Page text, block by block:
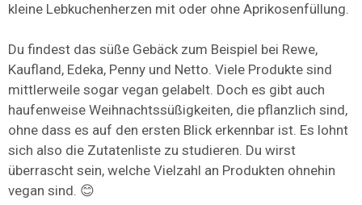
kleine Lebkuchenherzen mit oder ohne Aprikosenfüllung.
Du findest das süße Gebäck zum Beispiel bei Rewe,
Kaufland, Edeka, Penny und Netto. Viele Produkte sind
mittlerweile sogar vegan gelabelt. Doch es gibt auch
haufenweise Weihnachtssüßigkeiten, die pflanzlich sind,
ohne dass es auf den ersten Blick erkennbar ist. Es lohnt
sich also die Zutatenliste zu studieren. Du wirst
überrascht sein, welche Vielzahl an Produkten ohnehin
vegan sind. 😊